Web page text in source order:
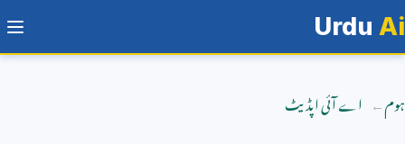
Urdu Ai
ہوم اے آئی اپڈیٹ